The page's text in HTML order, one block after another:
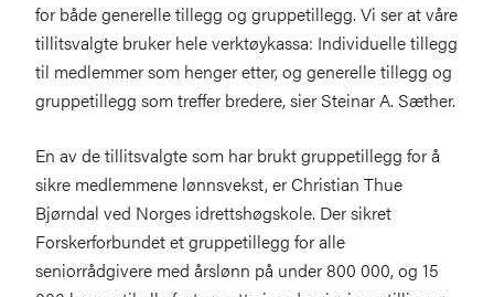
for både generelle tillegg og gruppetillegg. Vi ser at våre
tillitsvalgte bruker hele verktøykassa: Individuelle tillegg
til medlemmer som henger etter, og generelle tillegg og
gruppetillegg som treffer bredere, sier Steinar A. Sæther.
En av de tillitsvalgte som har brukt gruppetillegg for å
sikre medlemmene lønnsvekst, er Christian Thue
Bjørndal ved Norges idrettshøgskole. Der sikret
Forskerforbundet et gruppetillegg for alle
seniorrådgivere med årslønn på under 800 000, og 15